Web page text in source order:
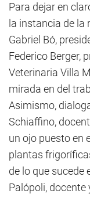
Para dejar en
la instancia de
Gabriel Bó,
Federico Berger,
Veterinaria Villa
mirada en del
Asimismo,
Schiaffino,
un ojo puesto en
plantas
de lo que sucede
Palópoli, docente